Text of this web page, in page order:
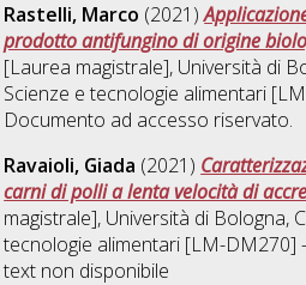
Rastelli, Marco (2021)
prodotto antifungino di origine
[Laurea magistrale], Università di
Scienze e tecnologie alimentari
Documento ad accesso riservato.
Ravaioli, Giada (2021)
carni di polli a lenta velocità di
magistrale], Università di Bologna,
tecnologie alimentari [LM-DM270]
text non disponibile